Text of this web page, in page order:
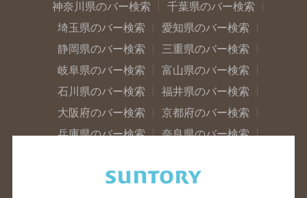
神奈川県のバー検索
千葉県のバー検索
埼玉県のバー検索
愛知県のバー検索
静岡県のバー検索
三重県のバー検索
岐阜県のバー検索
富山県のバー検索
石川県のバー検索
福井県のバー検索
大阪府のバー検索
京都府のバー検索
兵庫県のバー検索
奈良県のバー検索
広島県のバー検索
岡山県のバー検索